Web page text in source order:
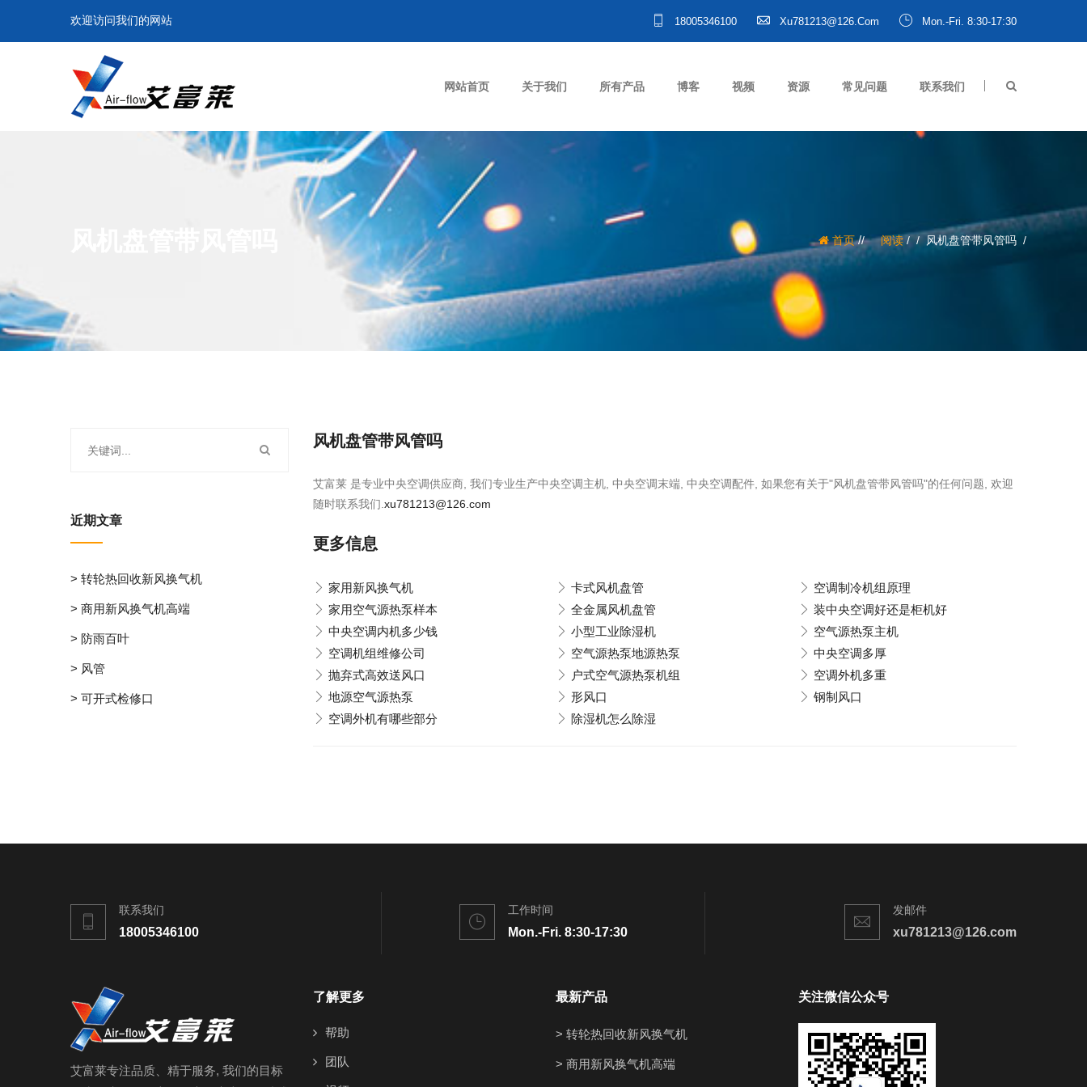
欢迎访问我们的网站 18005346100 Xu781213@126.com Mon.-Fri. 8:30-17:30
网站首页 关于我们 所有产品 博客 视频 资源 常见问题 联系我们
首页/ 阅读/ 风机盘管带风管吗
风机盘管带风管吗
艾富莱 是专业中央空调供应商, 我们专业生产中央空调主机, 中央空调末端, 中央空调配件, 如果您有关于"风机盘管带风管吗"的任何问题, 欢迎
随时联系我们. xu781213@126.com
更多信息
家用新风换气机 卡式风机盘管
空调制冷机组原理
家用空气源热泵样本
全金属风机盘管
装中央空调好还是柜机好
中央空调内机多少钱
小型工业除湿机
空气源热泵主机
空调机组维修公司
空气源热泵地源热泵
中央空调多厚
抛弃式高效送风口
户式空气源热泵机组
空调外机多重
地源空气源热泵
形风口
钢制风口
空调外机有哪些部分
除湿机怎么除湿
近期文章
> 转轮热回收新风换气机
> 商用新风换气机高端
> 防雨百叶
> 风管
> 可开式检修口
联系我们
18005346100
工作时间
Mon.-Fri. 8:30-17:30
发邮件
xu781213@126.com
艾富莱专注品质、精于服务, 我们的目标
了解更多
帮助
团队
最新产品
> 转轮热回收新风换气机
> 商用新风换气机高端
关注微信公众号